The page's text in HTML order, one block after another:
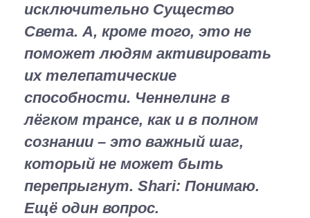
исключительно Существо
Света. А, кроме того, это не
поможет людям активировать
их телепатические
способности. Ченнелинг в
лёгком трансе, как и в полном
сознании – это важный шаг,
который не может быть
перепрыгнут. Shari: Понимаю.
Ещё один вопрос.